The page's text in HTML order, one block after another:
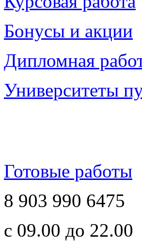
Бонусы и акции
Дипломная
Университеты
Готовые работы
8 903 990 6475
с 09.00 до 22.00